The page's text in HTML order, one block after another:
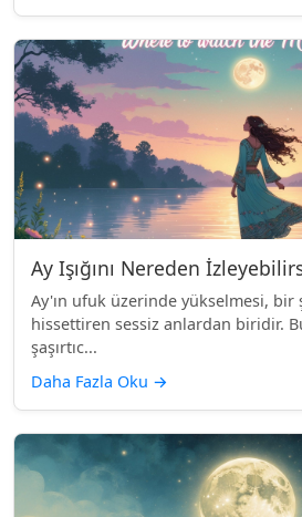
Ay Işığını Nereden
Ay'ın ufuk üzerinde yükselmesi,
hissettiren sessiz anlardan biridir.
şaşırtıc...
Daha Fazla Oku →